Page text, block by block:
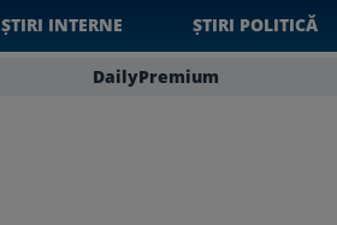
ȘTIRI INTERNE ȘTIRI POLITICĂ
DailyPremium